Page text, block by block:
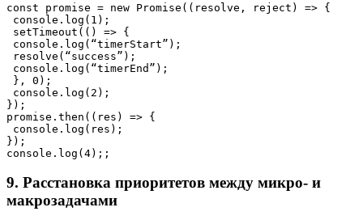
const promise = new Promise((resolve, reject) => {
console.log(1);
setTimeout(() => {
console.log(“timerStart”);
resolve(“success”);
console.log(“timerEnd”);
}, 0);
console.log(2);
});
promise.then((res) => {
console.log(res);
});
console.log(4);;
9. Расстановка приоритетов между микро- и
макрозадачами